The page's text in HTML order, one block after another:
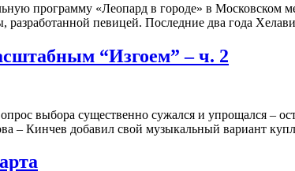
программу «Леопард в городе» в
певицей. Последние два года
“Изгоем” – ч. 2
выбора существенно сужался и упрощался –
– Кинчев добавил свой музыкальный вариант